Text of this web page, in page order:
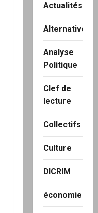
Actualités
Alternatives
Analyse
Politique
Clef de
lecture
Collectifs
Culture
DICRIM
économie